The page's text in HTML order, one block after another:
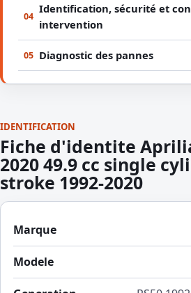
04
Identification, sécurité et
intervention
05 Diagnostic des pannes
IDENTIFICATION
Fiche d'identite
2020 49.9 cc single
stroke 1992-2020
Marque
Modele